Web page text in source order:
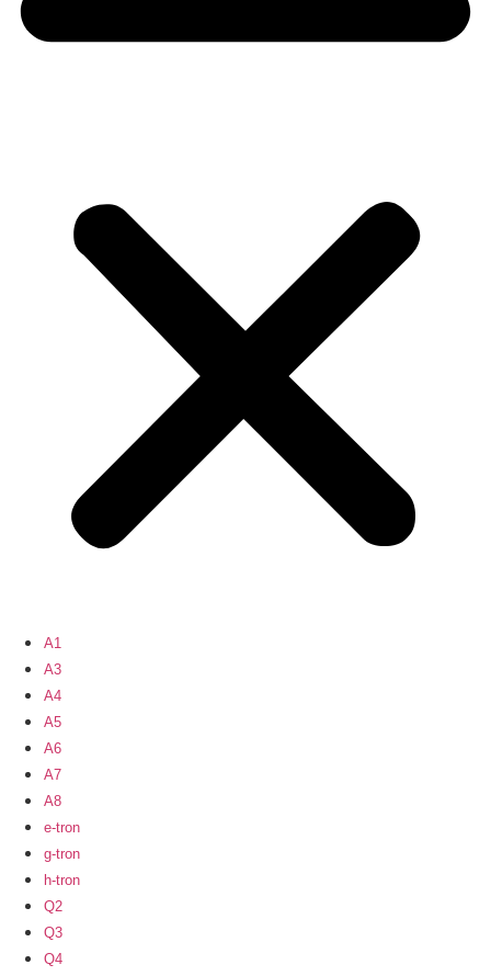
A1
A3
A4
A5
A6
A7
A8
e-tron
g-tron
h-tron
Q2
Q3
Q4